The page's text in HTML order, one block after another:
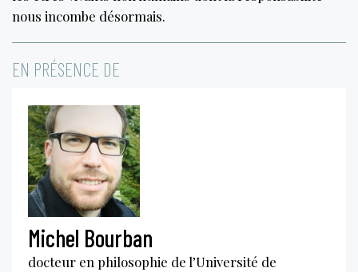
nous incombe désormais.
EN PRÉSENCE DE
Michel Bourban
docteur en philosophie de l’Université de